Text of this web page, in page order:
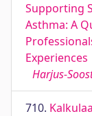
Supporting
Asthma: A
Experiences
Harjus-
710.